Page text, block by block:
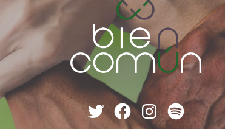
TwitterFacebook
instagram
Spotify